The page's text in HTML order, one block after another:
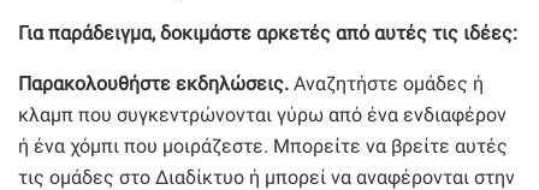
Για παράδειγμα, δοκιμάστε αρκετές από αυτές τις ιδέες:
Παρακολουθήστε εκδηλώσεις. Αναζητήστε ομάδες ή
κλαμπ που συγκεντρώνονται γύρω από ένα ενδιαφέρον
ή ένα χόμπι που μοιράζεστε. Μπορείτε να βρείτε αυτές
τις ομάδες στο Διαδίκτυο ή μπορεί να αναφέρονται στην